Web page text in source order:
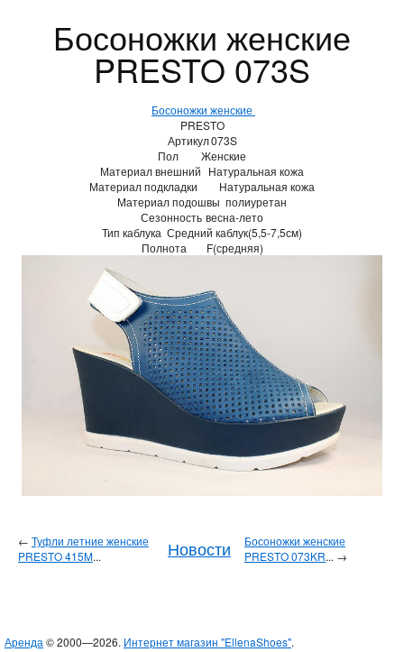
Босоножки женские
PRESTO 073S
Босоножки женские
PRESTO
Артикул073S
Пол
Женские
Материал внешний Натуральная кожа
Материал подкладки
Натуральная кожа
Материал подошвы полиуретан
Сезонность весна-лето
Тип каблука Средний каблук(5,5-7,5см)
Полнота
F(средняя)
← Туфли летние женские
PRESTO 415M... Новости
Босоножки женские
PRESTO 073KR... →
Аренда © 2000—2026. Интернет магазин "EllenaShoes".